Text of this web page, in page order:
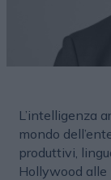
L’intelligenza
mondo
produttivi,
Hollywood